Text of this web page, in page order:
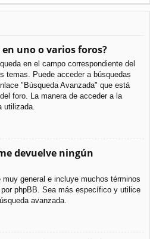
en uno o varios foros?
en el campo correspondiente del
temas. Puede acceder a búsquedas
"Búsqueda Avanzada" que está
foro. La manera de acceder a la
utilizada.
devuelve ningún
muy general e incluye muchos términos
phpBB. Sea más específico y utilice
avanzada.